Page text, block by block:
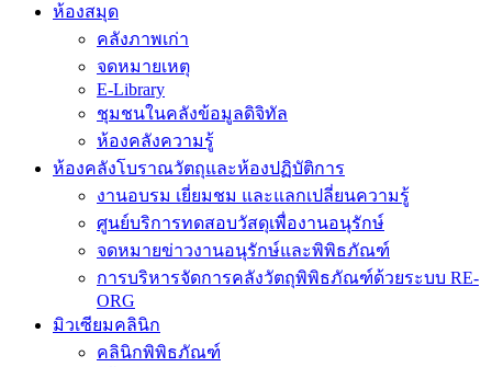
ห้องสมุด
คลังภาพเก่า
จดหมายเหตุ
E-Library
ชุมชนในคลังข้อมูลดิจิทัล
ห้องคลังความรู้
ห้องคลังโบราณวัตถุและห้องปฏิบัติการ
งานอบรม เยี่ยมชม และแลกเปลี่ยนความรู้
ศูนย์บริการทดสอบวัสดุเพื่องานอนุรักษ์
จดหมายข่าวงานอนุรักษ์และพิพิธภัณฑ์
การบริหารจัดการคลังวัตถุพิพิธภัณฑ์ด้วยระบบ RE-
ORG
มิวเซียมคลินิก
คลินิกพิพิธภัณฑ์